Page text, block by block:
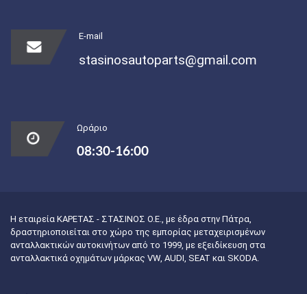
E-mail
stasinosautoparts@gmail.com
Ωράριο
08:30-16:00
Η εταιρεία ΚΑΡΕΤΑΣ - ΣΤΑΣΙΝΟΣ Ο.Ε., με έδρα στην Πάτρα,
δραστηριοποιείται στο χώρο της εμπορίας μεταχειρισμένων
ανταλλακτικών αυτοκινήτων από το 1999, με εξειδίκευση στα
ανταλλακτικά οχημάτων μάρκας VW, AUDI, SEAT και SKODA.